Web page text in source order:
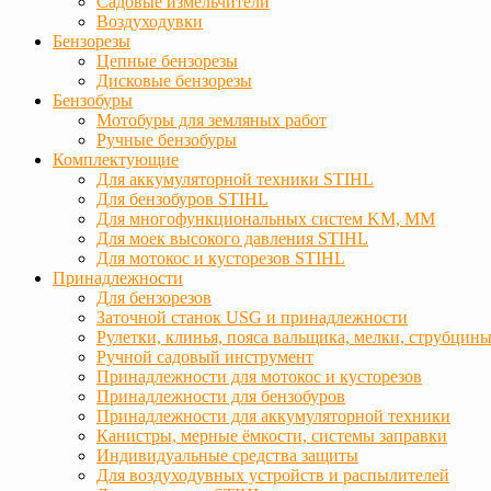
Воздуходувки
Бензорезы
Цепные бензорезы
Дисковые бензорезы
Бензобуры
Мотобуры для земляных работ
Ручные бензобуры
Комплектующие
Для аккумуляторной техники STIHL
Для бензобуров STIHL
Для многофункциональных систем KM, MM
Для моек высокого давления STIHL
Для мотокос и кусторезов STIHL
Принадлежности
Для бензорезов
Заточной станок USG и принадлежности
Рулетки, клинья, пояса вальщика, мелки, струбцины
Ручной садовый инструмент
Принадлежности для мотокос и кусторезов
Принадлежности для бензобуров
Принадлежности для аккумуляторной техники
Канистры, мерные ёмкости, системы заправки
Индивидуальные средства защиты
Для воздуходувных устройств и распылителей